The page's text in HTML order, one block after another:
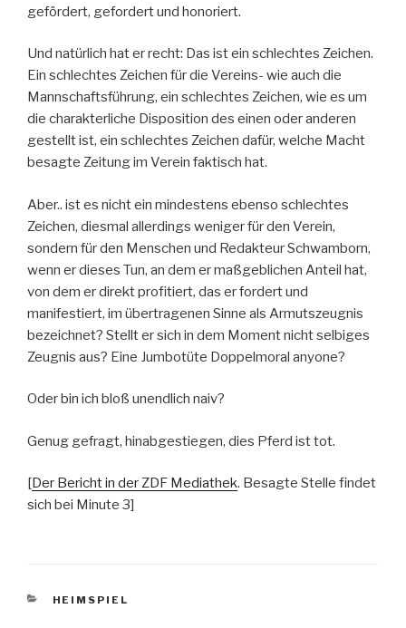
gefördert, gefordert und honoriert.
Und natürlich hat er recht: Das ist ein schlechtes Zeichen.
Ein schlechtes Zeichen für die Vereins- wie auch die
Mannschaftsführung, ein schlechtes Zeichen, wie es um
die charakterliche Disposition des einen oder anderen
gestellt ist, ein schlechtes Zeichen dafür, welche Macht
besagte Zeitung im Verein faktisch hat.
Aber.. ist es nicht ein mindestens ebenso schlechtes
Zeichen, diesmal allerdings weniger für den Verein,
sondern für den Menschen und Redakteur Schwamborn,
wenn er dieses Tun, an dem er maßgeblichen Anteil hat,
von dem er direkt profitiert, das er fordert und
manifestiert, im übertragenen Sinne als Armutszeugnis
bezeichnet? Stellt er sich in dem Moment nicht selbiges
Zeugnis aus? Eine Jumbotüte Doppelmoral anyone?
Oder bin ich bloß unendlich naiv?
Genug gefragt, hinabgestiegen, dies Pferd ist tot.
[Der Bericht in der ZDF Mediathek. Besagte Stelle findet
sich bei Minute 3]
KATEGORIEN
HEIMSPIEL